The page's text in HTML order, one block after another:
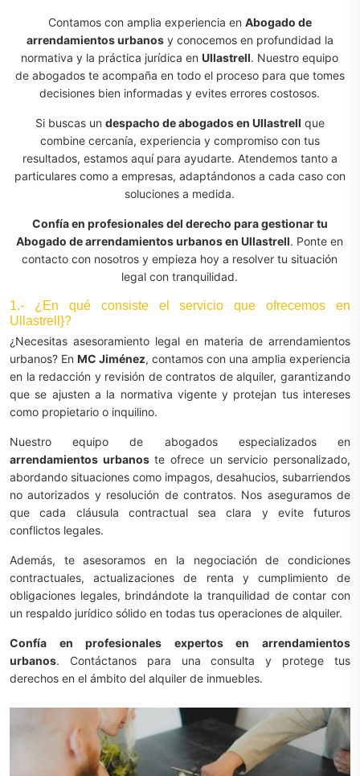
Contamos con amplia experiencia en Abogado de
arrendamientos urbanosy conocemos en profundidad la
normativa y la práctica jurídica enUllastrell. Nuestro equipo
de abogados te acompaña en todo el proceso para que tomes
decisiones bien informadas y evites errores costosos.
Si buscas un despacho de abogados en Ullastrell que
combine cercanía, experiencia y compromiso con tus
resultados, estamos aquí para ayudarte. Atendemos tanto a
particulares como a empresas, adaptándonos a cada caso con
soluciones a medida.
Confía en profesionales del derecho para gestionar tu
Abogado de arrendamientos urbanos en Ullastrell. Ponte en
contacto con nosotros y empieza hoy a resolver tu situación
legal con tranquilidad.
1.- ¿En qué consiste el servicio que ofrecemos en
Ullastrell}?
¿Necesitas asesoramiento legal en materia de arrendamientos
urbanos? En MC Jiménez, contamos con una amplia experiencia
en la redacción y revisión de contratos de alquiler, garantizando
que se ajusten a la normativa vigente y protejan tus intereses
como propietario o inquilino.
Nuestro equipo de abogados especializados en
arrendamientos urbanoste ofrece un servicio personalizado,
abordando situaciones como impagos, desahucios, subarriendos
no autorizados y resolución de contratos. Nos aseguramos de
que cada cláusula contractual sea clara y evite futuros
conflictos legales.
Además, te asesoramos en la negociación de condiciones
contractuales, actualizaciones de renta y cumplimiento de
obligaciones legales, brindándote la tranquilidad de contar con
un respaldo jurídico sólido en todas tus operaciones de alquiler.
Confía en profesionales expertos en arrendamientos
urbanos. Contáctanos para una consulta y protege tus
derechos en el ámbito del alquiler de inmuebles.